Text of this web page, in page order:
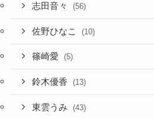
志田音々 (56)
佐野ひなこ (10)
篠崎愛 (5)
鈴木優香 (13)
東雲うみ (43)